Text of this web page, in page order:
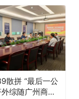
散拼 “最后一公
综随广州商务